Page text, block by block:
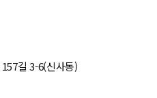
길 3-6(신사동)